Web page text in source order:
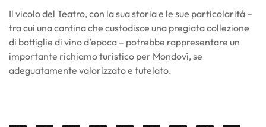
Il vicolo del Teatro, con la sua storia e le sue particolarità –
tra cui una cantina che custodisce una pregiata collezione
di bottiglie di vino d’epoca – potrebbe rappresentare un
importante richiamo turistico per Mondovì, se
adeguatamente valorizzato e tutelato.